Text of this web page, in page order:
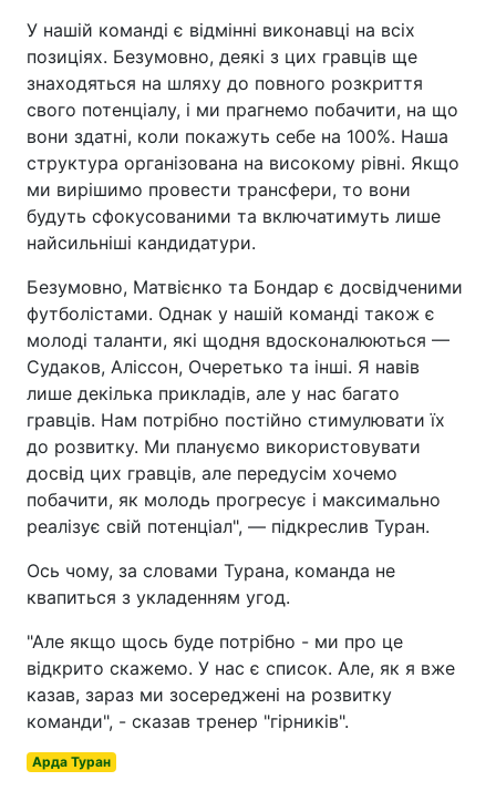
У нашій команді є відмінні виконавці на всіх
позиціях. Безумовно, деякі з цих гравців ще
знаходяться на шляху до повного розкриття
свого потенціалу, і ми прагнемо побачити, на що
вони здатні, коли покажуть себе на 100%. Наша
структура організована на високому рівні. Якщо
ми вирішимо провести трансфери, то вони
будуть сфокусованими та включатимуть лише
найсильніші кандидатури.
Безумовно, Матвієнко та Бондар є досвідченими
футболістами. Однак у нашій команді також є
молоді таланти, які щодня вдосконалюються —
Судаков, Аліссон, Очеретько та інші. Я навів
лише декілька прикладів, але у нас багато
гравців. Нам потрібно постійно стимулювати їх
до розвитку. Ми плануємо використовувати
досвід цих гравців, але передусім хочемо
побачити, як молодь прогресує і максимально
реалізує свій потенціал", — підкреслив Туран.
Ось чому, за словами Турана, команда не
квапиться з укладенням угод.
"Але якщо щось буде потрібно - ми про це
відкрито скажемо. У нас є список. Але, як я вже
казав, зараз ми зосереджені на розвитку
команди", - сказав тренер "гірників".
Арда Туран